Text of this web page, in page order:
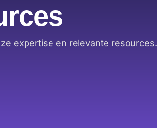
expertise en relevante resources.